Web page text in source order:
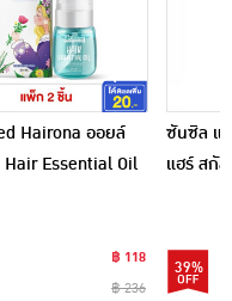
Hairona ออยล์
Hair Essential Oil
฿ 118
฿ 236
ซันซิล แ
แฮร์ สกั
39%